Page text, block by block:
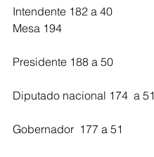
Intendente 182 a 40
Mesa 194
Presidente 188 a 50
Diputado nacional 174  a 51
Gobernador  177 a 51